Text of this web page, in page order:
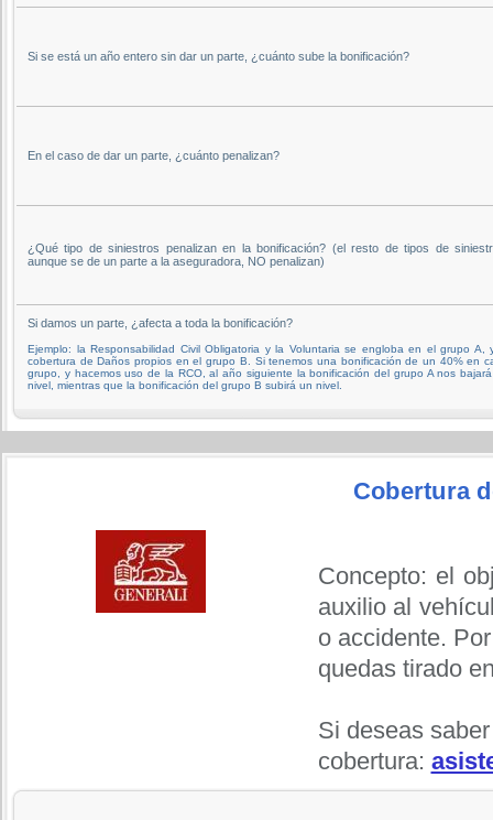
Si se está un año entero sin dar un parte, ¿cuánto sube la bonificación?
En el caso de dar un parte, ¿cuánto penalizan?
¿Qué tipo de siniestros penalizan en la bonificación? (el resto de tipos de
aunque se de un parte a la aseguradora, NO penalizan)
Si damos un parte, ¿afecta a toda la bonificación?
Ejemplo: la Responsabilidad Civil Obligatoria y la Voluntaria se engloba en el grupo A,
cobertura de Daños propios en el grupo B. Si tenemos una bonificación de un 40% en
grupo, y hacemos uso de la RCO, al año siguiente la bonificación del grupo A nos
nivel, mientras que la bonificación del grupo B subirá un nivel.
Cobertura
Concepto: el
auxilio al
o accidente.
quedas tirado
Si deseas
cobertura: